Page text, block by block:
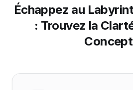
Échappez au
: Trouvez la